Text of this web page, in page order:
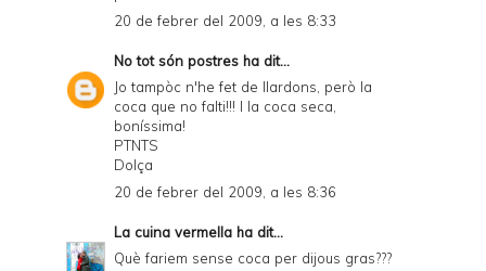
n
P
D
20 de febrer del 2009, a les 8:33
No tot són postres ha dit...
Jo tampòc n'he fet de llardons, però la
coca que no falti!!! I la coca seca,
boníssima!
PTNTS
Dolça
20 de febrer del 2009, a les 8:36
La cuina vermella ha dit...
Què fariem sense coca per dijous gras???